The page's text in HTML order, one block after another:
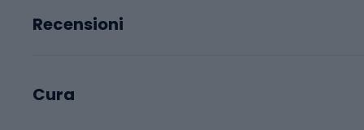
Recensioni
Cura